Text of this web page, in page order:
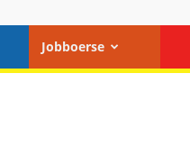
Jobboerse